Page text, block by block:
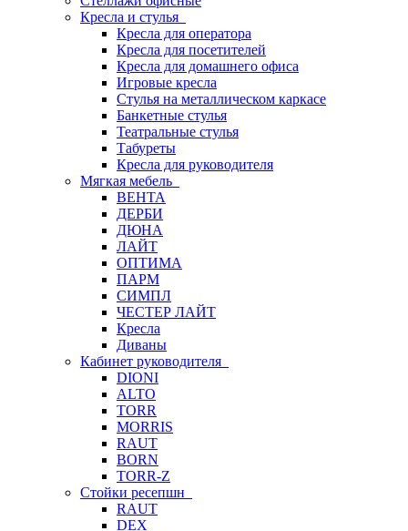
Кресла и стулья
Кресла для оператора
Кресла для посетителей
Кресла для домашнего офиса
Игровые кресла
Стулья на металлическом каркасе
Банкетные стулья
Театральные стулья
Табуреты
Кресла для руководителя
Мягкая мебель
ВЕНТА
ДЕРБИ
ДЮНА
ЛАЙТ
ОПТИМА
ПАРМ
СИМПЛ
ЧЕСТЕР ЛАЙТ
Кресла
Диваны
Кабинет руководителя
DIONI
ALTO
TORR
MORRIS
RAUT
BORN
TORR-Z
Стойки ресепшн
RAUT
DEX